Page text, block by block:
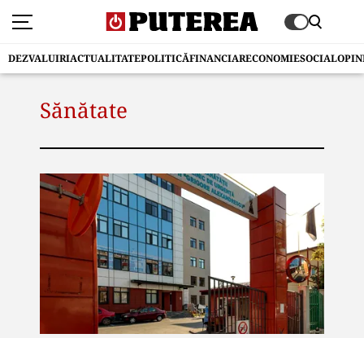
DEZVALUIRIACTUALITATEPOLITICĂFINANCIARECONOMIESOCIAL
Sănătate